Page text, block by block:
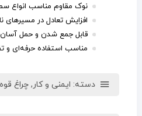
نوک مقاوم مناسب انواع
افزایش تعادل در مسیرهای
قابل جمع شدن و حمل آسان
مناسب استفاده حرفه‌ای و
دسته: ایمنی و کار, چراغ قوه